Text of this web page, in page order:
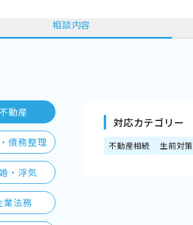
相談内容
動産
債務整理
・浮気
業法務
対応カテゴリー
不動産相続 生前対策